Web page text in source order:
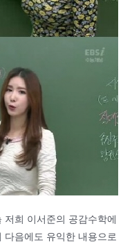
희 이서준의 공감수학에
음에도 유익한 내용으로